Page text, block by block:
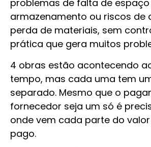
problemas de falta de
armazenamento ou riscos de
perda de materiais, sem
prática que gera muitos
4 obras estão acontecendo
tempo, mas cada uma tem
separado. Mesmo que o
fornecedor seja um só é
onde vem cada parte do
pago.